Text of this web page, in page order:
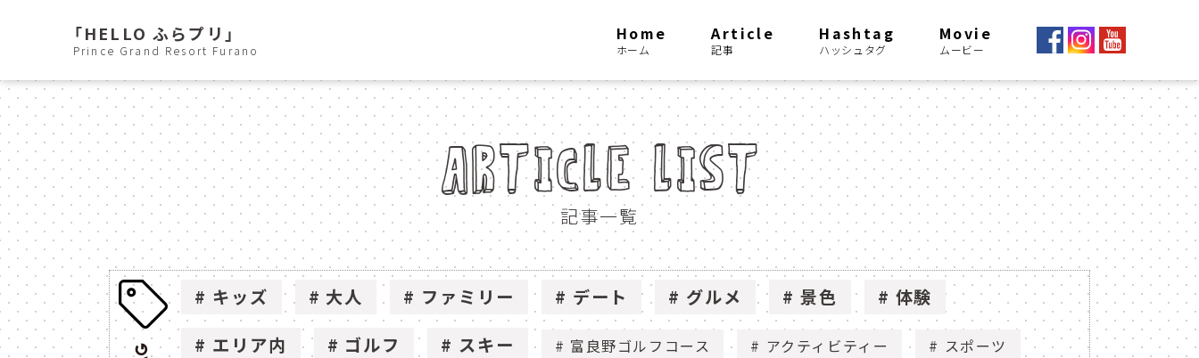
「HELLO ふらプリ」
Prince Grand Resort Furano
Home
ホーム
Article
記事
Hashtag
ハッシュタグ
Movie
ムービー
ARTICLE LIST
記事一覧
キッズ 大人 ファミリー デート グルメ 景色
体験
エリア内
ゴルフ スキー 富良野ゴルフコース アクティビティー スポーツ